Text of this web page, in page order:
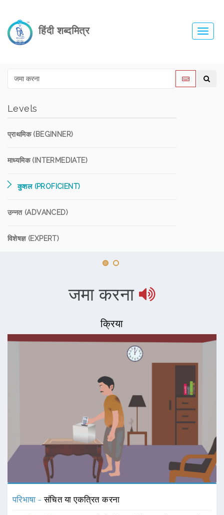
हिंदी शब्दमित्र
Levels
प्राथमिक (BEGINNER)
माध्यमिक (INTERMEDIATE)
कुशल (PROFICIENT)
उन्नत (ADVANCED)
विशेषज्ञ (EXPERT)
जमा करना
क्रिया
परिभाषा -संचित या एकत्रित करना